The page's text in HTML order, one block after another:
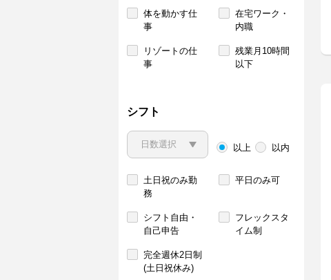
体を動かす仕
事
在宅ワーク・
内職
リゾートの仕
事
残業月10時間
以下
シフト
以上 以内
土日祝のみ勤
務
平日のみ可
シフト自由・
自己申告
フレックスタ
イム制
完全週休2日制
(土日祝休み)